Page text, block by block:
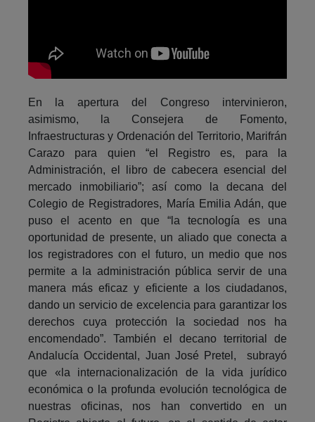
En la apertura del Congreso intervinieron,
asimismo, la Consejera de Fomento,
Infraestructuras y Ordenación del Territorio, Marifrán
Carazo para quien “el Registro es, para la
Administración, el libro de cabecera esencial del
mercado inmobiliario”; así como la decana del
Colegio de Registradores, María Emilia Adán, que
puso el acento en que “la tecnología es una
oportunidad de presente, un aliado que conecta a
los registradores con el futuro, un medio que nos
permite a la administración pública servir de una
manera más eficaz y eficiente a los ciudadanos,
dando un servicio de excelencia para garantizar los
derechos cuya protección la sociedad nos ha
encomendado”. También el decano territorial de
Andalucía Occidental, Juan José Pretel, subrayó
que «la internacionalización de la vida jurídico
económica o la profunda evolución tecnológica de
nuestras oficinas, nos han convertido en un